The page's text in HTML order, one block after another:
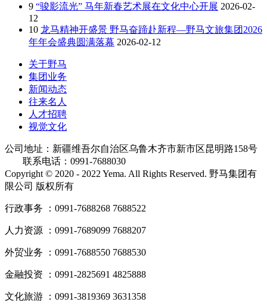
9 “骏影流光” 马年新春艺术展在文化中心开展 2026-02-
12
10 龙马精神开盛景 野马奋蹄赴新程—野马文旅集团2026
年年会盛典圆满落幕 2026-02-12
关于野马
集团业务
新闻动态
往来名人
人才招聘
视觉文化
公司地址：新疆维吾尔自治区乌鲁木齐市新市区昆明路158号
联系电话：0991-7688030
Copyright © 2020 - 2022 Yema. All Rights Reserved. 野马集团有
限公司 版权所有
行政事务 ：0991-7688268 7688522
人力资源 ：0991-7689099 7688207
外贸业务 ：0991-7688550 7688530
金融投资 ：0991-2825691 4825888
文化旅游 ：0991-3819369 3631358